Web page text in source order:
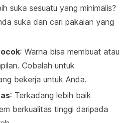
suka sesuatu yang minimalis?
suka dan cari pakaian yang
: Warna bisa membuat atau
Cobalah untuk
bekerja untuk Anda.
: Terkadang lebih baik
berkualitas tinggi daripada